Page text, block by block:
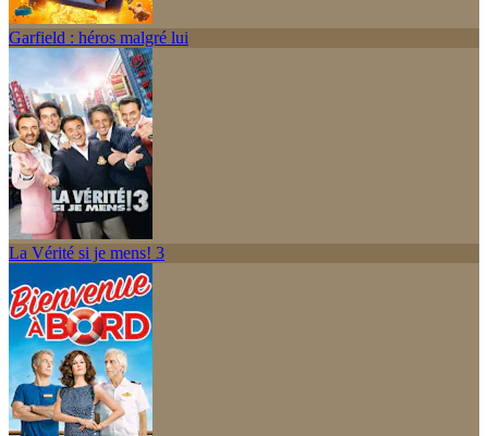
Garfield : héros malgré lui
La Vérité si je mens! 3